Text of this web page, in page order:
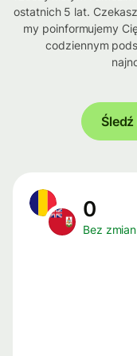
ostatnich 5 lat.
my poinformujemy
codziennym
0
Bez zmian